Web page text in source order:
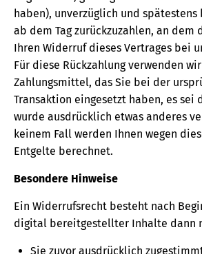
haben), unverzüglich und spätestens
ab dem Tag zurückzuzahlen, an
Ihren Widerruf dieses Vertrages bei
Für diese Rückzahlung verwenden
Zahlungsmittel, das Sie bei der
Transaktion eingesetzt haben, es sei
wurde ausdrücklich etwas anderes
keinem Fall werden Ihnen wegen
Entgelte berechnet.
Besondere Hinweise
Ein Widerrufsrecht besteht nach
digital bereitgestellter Inhalte dann
Sie zuvor ausdrücklich